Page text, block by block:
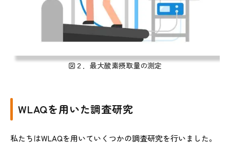
図２．最大酸素摂取量の測定
WLAQを用いた調査研究
私たちはWLAQを用いていくつかの調査研究を行いました。